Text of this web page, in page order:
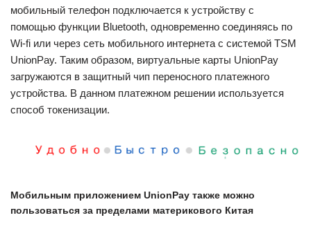
мобильный телефон подключается к устройству с
помощью функции Bluetooth, одновременно соединяясь по
Wi-fi или через сеть мобильного интернета с системой TSM
UnionPay. Таким образом, виртуальные карты UnionPay
загружаются в защитный чип переносного платежного
устройства. В данном платежном решении используется
способ токенизации.
Мобильным приложением UnionPay также можно
пользоваться за пределами материкового Китая